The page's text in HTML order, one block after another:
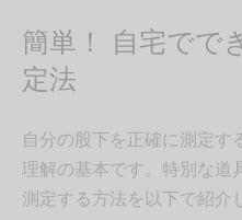
簡単！ 自宅でで
定法
自分の股下を正確に測定す
理解の基本です。特別な道
測定する方法を以下で紹介